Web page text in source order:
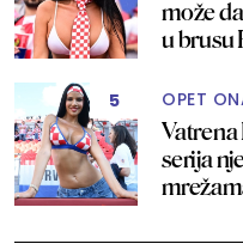
može
u brusu
5 OPET
Vatrena
serija